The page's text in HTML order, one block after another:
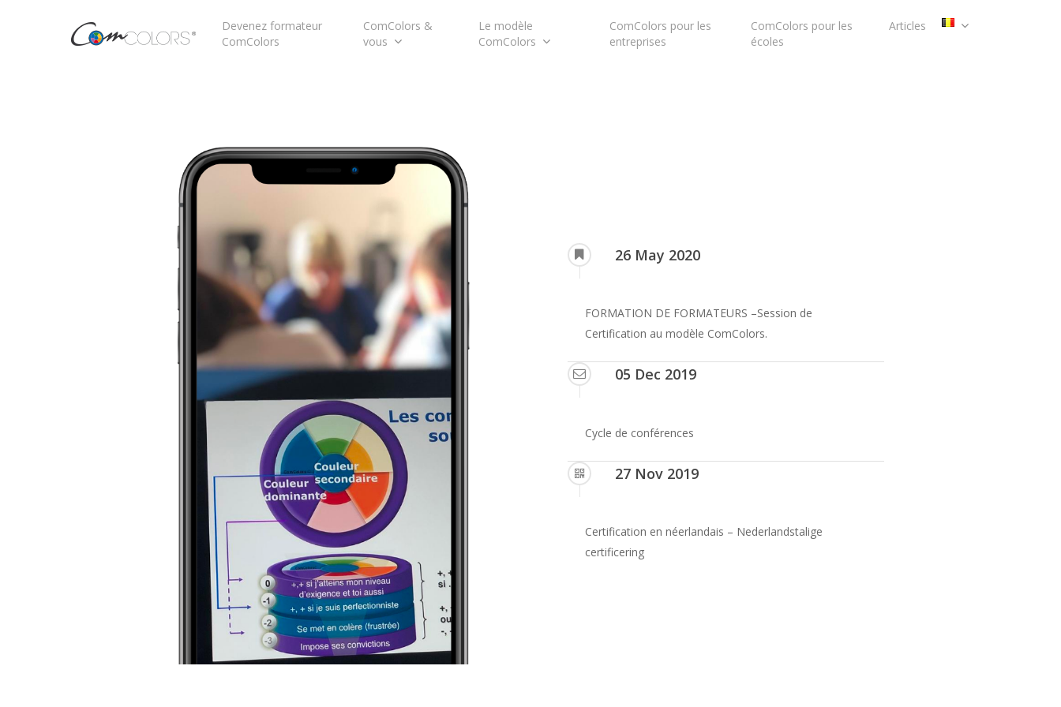
Appuyez sur Entrée pour rechercher ou sur ESC pour fermer
Devenez formateur
ComColors
ComColors &
vous
Le modèle
ComColors
ComColors pour les
entreprises
ComColors pour les
écoles
Articles
26 May 2020
FORMATION DE FORMATEURS –Session de
Certification au modèle ComColors.
05 Dec 2019
Cycle de conférences
27 Nov 2019
Certification en néerlandais – Nederlandstalige
certificering